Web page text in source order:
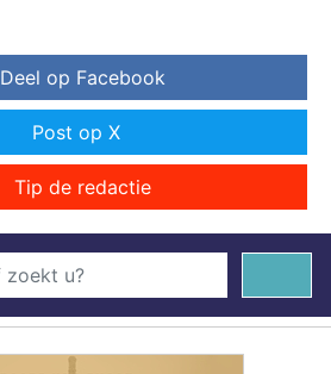
Deel op Facebook
Post op X
Tip de redactie